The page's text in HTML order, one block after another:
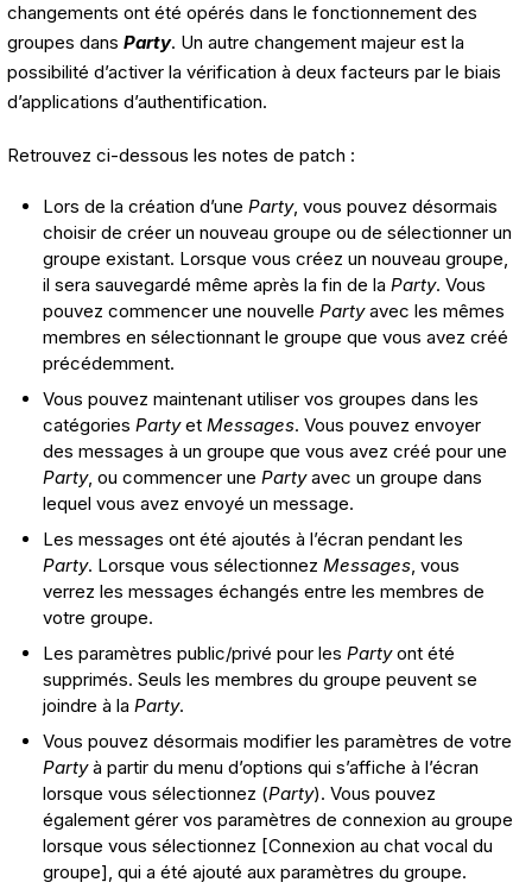
changements ont été opérés dans le fonctionnement des
groupes dans Party. Un autre changement majeur est la
possibilité d’activer la vérification à deux facteurs par le biais
d’applications d’authentification.
Retrouvez ci-dessous les notes de patch :
Lors de la création d’une Party, vous pouvez désormais
choisir de créer un nouveau groupe ou de sélectionner un
groupe existant. Lorsque vous créez un nouveau groupe,
il sera sauvegardé même après la fin de la Party. Vous
pouvez commencer une nouvelle Partyavec les mêmes
membres en sélectionnant le groupe que vous avez créé
précédemment.
Vous pouvez maintenant utiliser vos groupes dans les
catégories Partyet Messages. Vous pouvez envoyer
des messages à un groupe que vous avez créé pour une
Party, ou commencer une Partyavec un groupe dans
lequel vous avez envoyé un message.
Les messages ont été ajoutés à l’écran pendant les
Party. Lorsque vous sélectionnez Messages, vous
verrez les messages échangés entre les membres de
votre groupe.
Les paramètres public/privé pour les Partyont été
supprimés. Seuls les membres du groupe peuvent se
joindre à la Party.
Vous pouvez désormais modifier les paramètres de votre
Partyà partir du menu d’options qui s’affiche à l’écran
lorsque vous sélectionnez (Party). Vous pouvez
également gérer vos paramètres de connexion au groupe
lorsque vous sélectionnez [Connexion au chat vocal du
groupe], qui a été ajouté aux paramètres du groupe.